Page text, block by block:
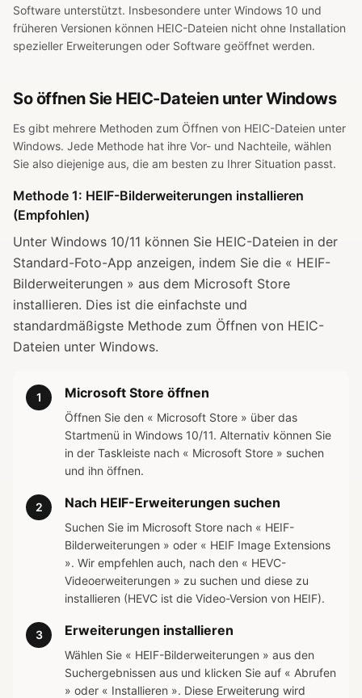
Software unterstützt. Insbesondere unter Windows 10 und
früheren Versionen können HEIC-Dateien nicht ohne Installation
spezieller Erweiterungen oder Software geöffnet werden.
So öffnen Sie HEIC-Dateien unter Windows
Es gibt mehrere Methoden zum Öffnen von HEIC-Dateien unter
Windows. Jede Methode hat ihre Vor- und Nachteile, wählen
Sie also diejenige aus, die am besten zu Ihrer Situation passt.
Methode 1: HEIF-Bilderweiterungen installieren
(Empfohlen)
Unter Windows 10/11 können Sie HEIC-Dateien in der
Standard-Foto-App anzeigen, indem Sie die « HEIF-
Bilderweiterungen » aus dem Microsoft Store
installieren. Dies ist die einfachste und
standardmäßigste Methode zum Öffnen von HEIC-
Dateien unter Windows.
1 Microsoft Store öffnen
Öffnen Sie den « Microsoft Store » über das
Startmenü in Windows 10/11. Alternativ können Sie
in der Taskleiste nach « Microsoft Store » suchen
und ihn öffnen.
2 Nach HEIF-Erweiterungen suchen
Suchen Sie im Microsoft Store nach « HEIF-
Bilderweiterungen » oder « HEIF Image Extensions
». Wir empfehlen auch, nach den « HEVC-
Videoerweiterungen » zu suchen und diese zu
installieren (HEVC ist die Video-Version von HEIF).
3 Erweiterungen installieren
Wählen Sie « HEIF-Bilderweiterungen » aus den
Suchergebnissen aus und klicken Sie auf « Abrufen
» oder « Installieren ». Diese Erweiterung wird